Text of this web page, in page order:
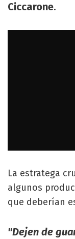
Ciccarone.
La estratega
algunos
que deberían
"Dejen de